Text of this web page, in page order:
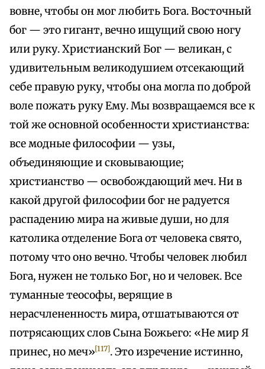
вовне, чтобы он мог любить Бога. Восточный
бог — это гигант, вечно ищущий свою ногу
или руку. Христианский Бог — великан, с
удивительным великодушием отсекающий
себе правую руку, чтобы она могла по доброй
воле пожать руку Ему. Мы возвращаемся все к
той же основной особенности христианства:
все модные философии — узы,
объединяющие и сковывающие;
христианство — освобождающий меч. Ни в
какой другой философии бог не радуется
распадению мира на живые души, но для
католика отделение Бога от человека свято,
потому что оно вечно. Чтобы человек любил
Бога, нужен не только Бог, но и человек. Все
туманные теософы, верящие в
нерасчлененность мира, отшатываются от
потрясающих слов Сына Божьего: «Не мир Я
принес, но меч»[117]. Это изречение истинно,